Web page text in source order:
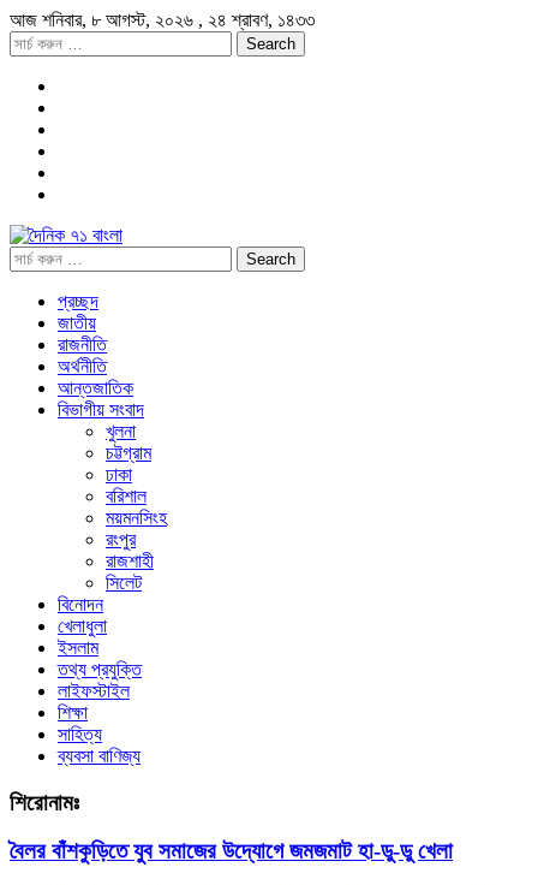
আজ শনিবার, ৮ আগস্ট, ২০২৬ , ২৪ শ্রাবণ, ১৪৩৩
প্রচ্ছদ
জাতীয়
রাজনীতি
অর্থনীতি
আন্তজাতিক
বিভাগীয় সংবাদ
খুলনা
চট্টগ্রাম
ঢাকা
বরিশাল
ময়মনসিংহ
রংপুর
রাজশাহী
সিলেট
বিনোদন
খেলাধুলা
ইসলাম
তথ্য প্রযুক্তি
লাইফস্টাইল
শিক্ষা
সাহিত্য
ব্যবসা বাণিজ্য
শিরোনামঃ
বৈলর বাঁশকুড়িতে যুব সমাজের উদ্যোগে জমজমাট হা-ডু-ডু খেলা